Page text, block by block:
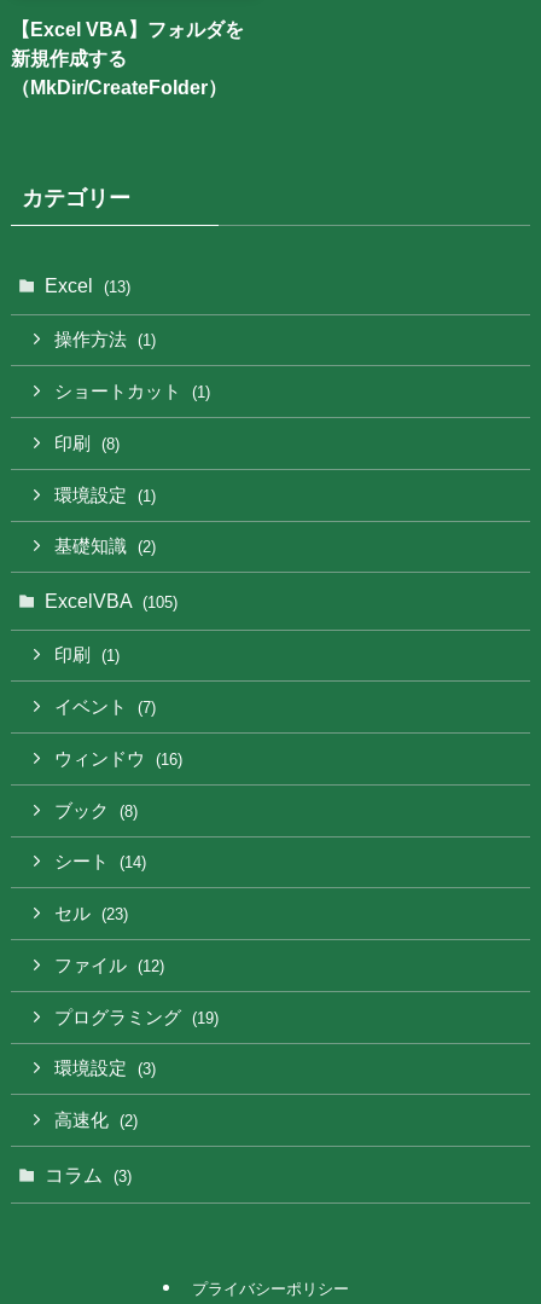
【Excel VBA】フォルダを
新規作成する
（MkDir/CreateFolder）
カテゴリー
Excel (13)
操作方法 (1)
ショートカット (1)
印刷 (8)
環境設定 (1)
基礎知識 (2)
ExcelVBA (105)
印刷 (1)
イベント (7)
ウィンドウ (16)
ブック (8)
シート (14)
セル (23)
ファイル (12)
プログラミング (19)
環境設定 (3)
高速化 (2)
コラム (3)
プライバシーポリシー